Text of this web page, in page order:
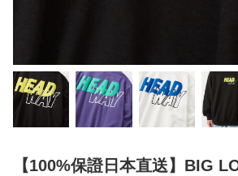
【100%保證日本直送】BIG